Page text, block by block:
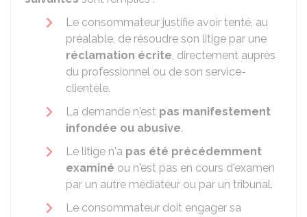
Le consommateur justifie avoir tenté, au
préalable, de résoudre son litige par une
réclamation écrite, directement auprès
du professionnel ou de son service-
clientèle.
La demande n'est pas manifestement
infondée ou abusive.
Le litige n'a pas été précédemment
examiné ou n'est pas en cours d'examen
par un autre médiateur ou par un tribunal.
Le consommateur doit engager sa